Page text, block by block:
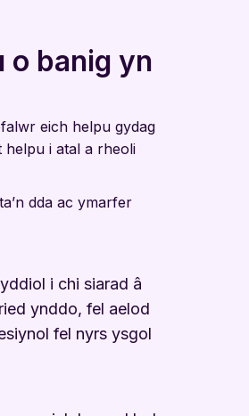
o banig yn
eich helpu gydag
helpu i atal a rheoli
dda ac ymarfer
i chi siarad â
ynddo, fel aelod
fel nyrs ysgol